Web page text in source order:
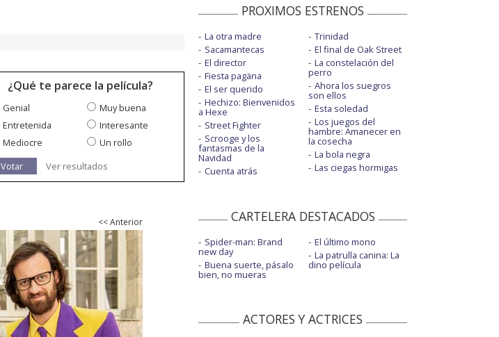
¿Qué te parece la película?
Genial
Muy buena
Entretenida
Interesante
Mediocre
Un rollo
Votar
Ver resultados
<< Anterior
PROXIMOS ESTRENOS
La otra madre
Sacamantecas
El director
Fiesta pagäna
El ser querido
Hechizo: Bienvenidos
a Hexe
Street Fighter
Scrooge y los
fantasmas de la
Navidad
Cuenta atrás
Trinidad
El final de Oak Street
La constelación del
perro
Ahora los suegros
son ellos
Esta soledad
Los juegos del
hambre: Amanecer en
la cosecha
La bola negra
Las ciegas hormigas
CARTELERA DESTACADOS
Spider-man: Brand
new day
Buena suerte, pásalo
bien, no mueras
El último mono
La patrulla canina: La
dino película
ACTORES Y ACTRICES